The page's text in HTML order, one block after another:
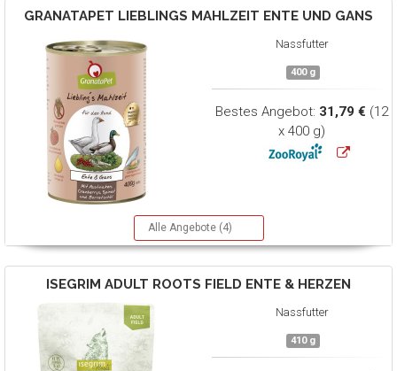
GRANATAPET LIEBLINGS MAHLZEIT ENTE UND GANS
Nassfutter
400 g
Bestes Angebot: 31,79 € (12
x 400 g)
Alle Angebote (4)
ISEGRIM ADULT ROOTS FIELD ENTE & HERZEN
Nassfutter
410 g